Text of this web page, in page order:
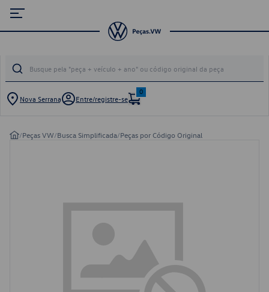
Nova Serrana Entre/registre-se
0
/Peças VW/Busca Simplificada/Peças por Código Original